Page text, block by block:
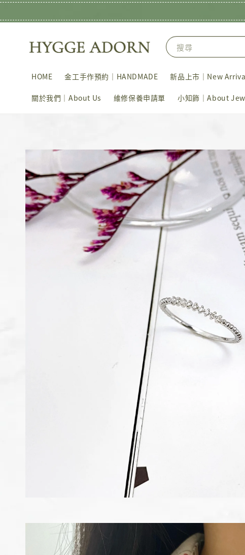
搜尋
HOME 金工手作預約｜HANDMADE 新品上市｜New
關於我們｜About Us 維修保養申請單 小知飾｜About